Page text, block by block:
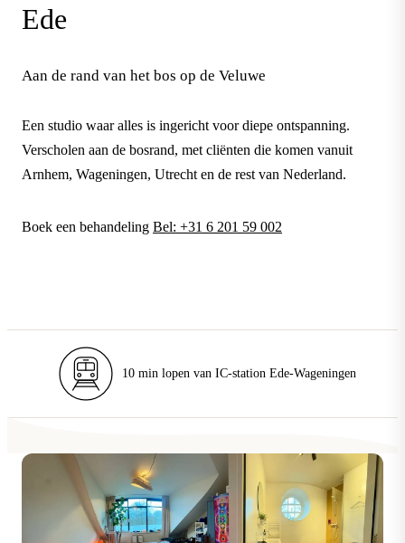
Ede
Aan de rand van het bos op de Veluwe
Een studio waar alles is ingericht voor diepe ontspanning.
Verscholen aan de bosrand, met cliënten die komen vanuit
Arnhem, Wageningen, Utrecht en de rest van Nederland.
Boek een behandeling Bel: +31 6 201 59 002
Gratis parkeren voor de deur